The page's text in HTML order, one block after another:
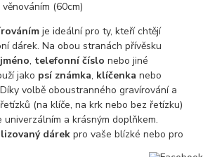
(60cm)
je ideální pro ty, kteří chtějí
dárek. Na obou stranách přívěsku
jméno, telefonní číslo nebo jiné
jako psí známka, klíčenka nebo
volbě oboustranného gravírování a
(na klíče, na krk nebo bez řetízku)
a krásným doplňkem.
dárek pro vaše blízké nebo pro